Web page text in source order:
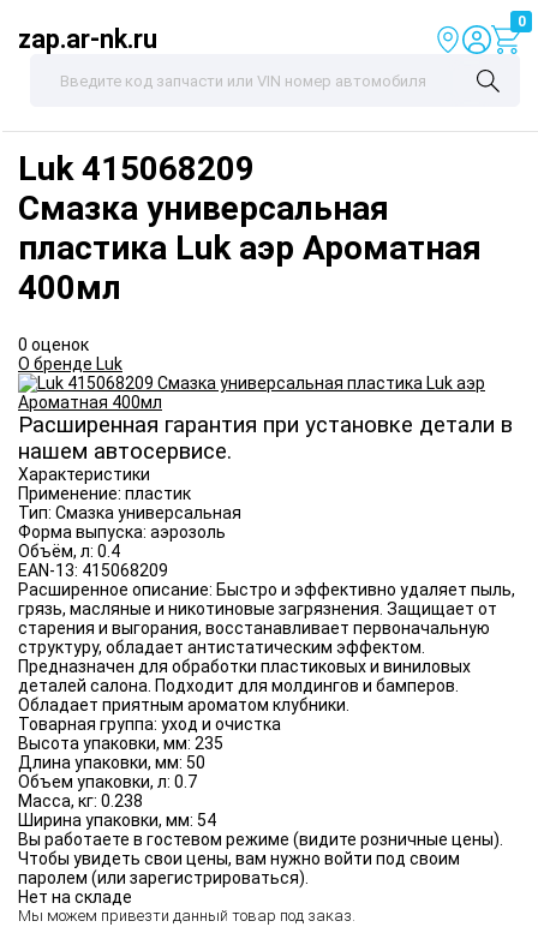
zap.ar-nk.ru
0
Luk415068209
Смазка универсальная
пластика Luk аэр Ароматная
400мл
0 оценок
О бренде Luk
Расширенная гарантия при установке детали в
нашем автосервисе.
Характеристики
Применение: пластик
Тип: Смазка универсальная
Форма выпуска: аэрозоль
Объём, л: 0.4
EAN-13: 415068209
Расширенное описание: Быстро и эффективно удаляет пыль,
грязь, масляные и никотиновые загрязнения. Защищает от
старения и выгорания, восстанавливает первоначальную
структуру, обладает антистатическим эффектом.
Предназначен для обработки пластиковых и виниловых
деталей салона. Подходит для молдингов и бамперов.
Обладает приятным ароматом клубники.
Товарная группа: уход и очистка
Высота упаковки, мм: 235
Длина упаковки, мм: 50
Объем упаковки, л: 0.7
Масса, кг: 0.238
Ширина упаковки, мм: 54
Вы работаете в гостевом режиме (видите розничные цены).
Чтобы увидеть свои цены, вам нужно войти под своим
паролем (или зарегистрироваться).
Нет на складе
Мы можем привезти данный товар под заказ.